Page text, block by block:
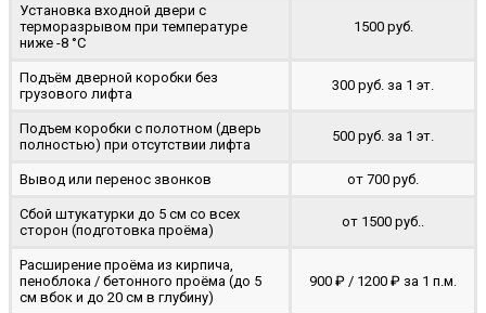
Установка входной двери с
терморазрывом при температуре
ниже -8 °C
1500 руб.
Подъём дверной коробки без
грузового лифта
300 руб. за 1 эт.
Подъем коробки с полотном (дверь
полностью) при отсутствии лифта
500 руб. за 1 эт.
Вывод или перенос звонков от 700 руб.
Сбой штукатурки до 5 см со всех
сторон (подготовка проёма)
от 1500 руб..
Расширение проёма из кирпича,
пеноблока / бетонного проёма (до 5
cм вбок и до 20 см в глубину)
900 ₽ / 1200 ₽ за 1 п.м.